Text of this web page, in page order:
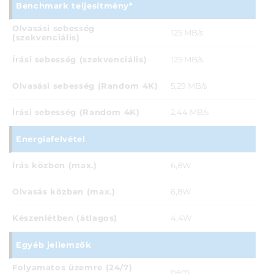
Benchmark teljesítmény*
Olvasási sebesség
(szekvenciális)
125 MB/s
Írási sebesség (szekvenciális) 125 MB/s
Olvasási sebesség (Random 4K) 5,29 MB/s
Írási sebesség (Random 4K) 2,44 MB/s
Energiafelvétel
Írás közben (max.) 6,8W
Olvasás közben (max.) 6,8W
Készenlétben (átlagos) 4,4W
Egyéb jellemzők
Folyamatos üzemre (24/7)
nem